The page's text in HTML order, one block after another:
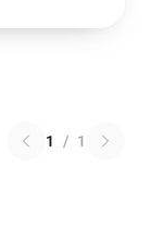
1 / 1